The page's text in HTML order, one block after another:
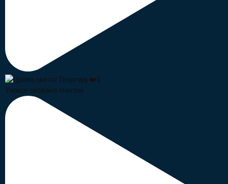
Ужице оковано снегом.